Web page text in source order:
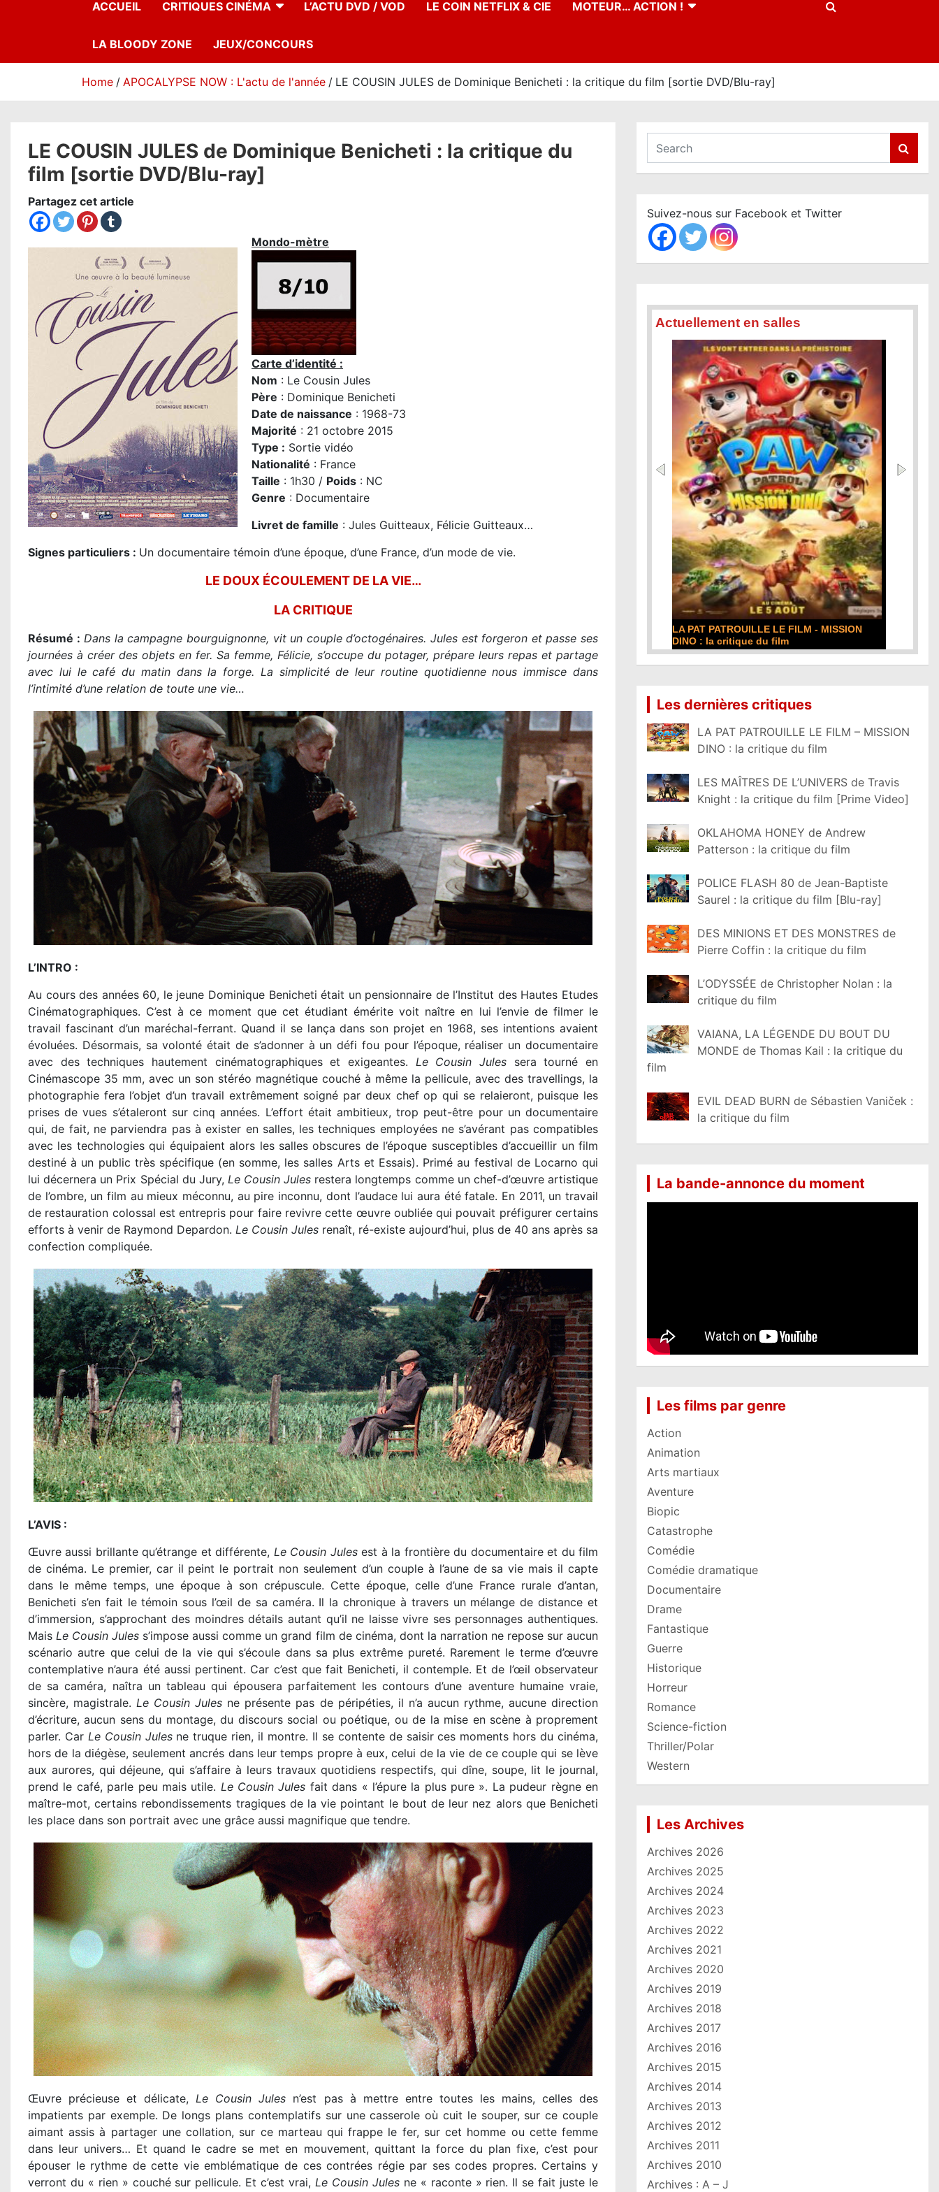
ACCUEIL CRITIQUES CINÉMA L’ACTU DVD / VOD LE COIN NETFLIX & CIE MOTEUR… ACTION !
LA BLOODY ZONE JEUX/CONCOURS
Home APOCALYPSE NOW : L'actu de l'année LE COUSIN JULES de Dominique Benicheti : la critique du film [sortie DVD/Blu-ray]
LE COUSIN JULES de Dominique Benicheti : la critique du
film [sortie DVD/Blu-ray]
Partagez cet article
Mondo-mètre
Carte d’identité :
Nom : Le Cousin Jules
Père : Dominique Benicheti
Date de naissance : 1968-73
Majorité : 21 octobre 2015
Type : Sortie vidéo
Nationalité : France
Taille : 1h30 / Poids : NC
Genre : Documentaire
Livret de famille : Jules Guitteaux, Félicie Guitteaux…
Signes particuliers : Un documentaire témoin d’une époque, d’une France, d’un mode de vie.
LE DOUX ÉCOULEMENT DE LA VIE…
LA CRITIQUE
Résumé : Dans la campagne bourguignonne, vit un couple d’octogénaires. Jules est forgeron et passe ses
journées à créer des objets en fer. Sa femme, Félicie, s’occupe du potager, prépare leurs repas et partage
avec lui le café du matin dans la forge. La simplicité de leur routine quotidienne nous immisce dans
l’intimité d’une relation de toute une vie…
L’INTRO :
Au cours des années 60, le jeune Dominique Benicheti était un pensionnaire de l’Institut des Hautes Etudes
Cinématographiques. C’est à ce moment que cet étudiant émérite voit naître en lui l’envie de filmer le
travail fascinant d’un maréchal-ferrant. Quand il se lança dans son projet en 1968, ses intentions avaient
évoluées. Désormais, sa volonté était de s’adonner à un défi fou pour l’époque, réaliser un documentaire
avec des techniques hautement cinématographiques et exigeantes. Le Cousin Jules sera tourné en
Cinémascope 35 mm, avec un son stéréo magnétique couché à même la pellicule, avec des travellings, la
photographie fera l’objet d’un travail extrêmement soigné par deux chef op qui se relaieront, puisque les
prises de vues s’étaleront sur cinq années. L’effort était ambitieux, trop peut-être pour un documentaire
qui, de fait, ne parviendra pas à exister en salles, les techniques employées ne s’avérant pas compatibles
avec les technologies qui équipaient alors les salles obscures de l’époque susceptibles d’accueillir un film
destiné à un public très spécifique (en somme, les salles Arts et Essais). Primé au festival de Locarno qui
lui décernera un Prix Spécial du Jury, Le Cousin Jules restera longtemps comme un chef-d’œuvre artistique
de l’ombre, un film au mieux méconnu, au pire inconnu, dont l’audace lui aura été fatale. En 2011, un travail
de restauration colossal est entrepris pour faire revivre cette œuvre oubliée qui pouvait préfigurer certains
efforts à venir de Raymond Depardon. Le Cousin Jules renaît, ré-existe aujourd’hui, plus de 40 ans après sa
confection compliquée.
L’AVIS :
Œuvre aussi brillante qu’étrange et différente, Le Cousin Julesest à la frontière du documentaire et du film
de cinéma. Le premier, car il peint le portrait non seulement d’un couple à l’aune de sa vie mais il capte
dans le même temps, une époque à son crépuscule. Cette époque, celle d’une France rurale d’antan,
Benicheti s’en fait le témoin sous l’œil de sa caméra. Il la chronique à travers un mélange de distance et
d’immersion, s’approchant des moindres détails autant qu’il ne laisse vivre ses personnages authentiques.
MaisLe Cousin Jules s’impose aussi comme un grand film de cinéma, dont la narration ne repose sur aucun
scénario autre que celui de la vie qui s’écoule dans sa plus extrême pureté. Rarement le terme d’œuvre
contemplative n’aura été aussi pertinent. Car c’est que fait Benicheti, il contemple. Et de l’œil observateur
de sa caméra, naîtra un tableau qui épousera parfaitement les contours d’une aventure humaine vraie,
sincère, magistrale.Le Cousin Jules ne présente pas de péripéties, il n’a aucun rythme, aucune direction
d’écriture, aucun sens du montage, du discours social ou poétique, ou de la mise en scène à proprement
parler. Car Le Cousin Julesne truque rien, il montre. Il se contente de saisir ces moments hors du cinéma,
hors de la diégèse, seulement ancrés dans leur temps propre à eux, celui de la vie de ce couple qui se lève
aux aurores, qui déjeune, qui s’affaire à leurs travaux quotidiens respectifs, qui dîne, soupe, lit le journal,
prend le café, parle peu mais utile. Le Cousin Jules fait dans « l’épure la plus pure ». La pudeur règne en
maître-mot, certains rebondissements tragiques de la vie pointant le bout de leur nez alors que Benicheti
les place dans son portrait avec une grâce aussi magnifique que tendre.
Œuvre précieuse et délicate,Le Cousin Jules n’est pas à mettre entre toutes les mains, celles des
impatients par exemple. De longs plans contemplatifs sur une casserole où cuit le souper, sur ce couple
aimant assis à partager une collation, sur ce marteau qui frappe le fer, sur cet homme ou cette femme
dans leur univers… Et quand le cadre se met en mouvement, quittant la force du plan fixe, c’est pour
épouser le rythme de cette vie emblématique de ces contrées régie par ses codes propres. Certains y
verront du « rien » couché sur pellicule. Et c’est vrai,Le Cousin Julesne « raconte » rien. Il se fait juste le
a
c
h
Suivez-nous sur Facebook et Twitter
Actuellement en salles
DE LA COMÉDIE-FRANÇAISE : la critique du
film
Les dernières critiques
LA PAT PATROUILLE LE FILM – MISSION
DINO : la critique du film
LES MAÎTRES DE L’UNIVERS de Travis
Knight : la critique du film [Prime Video]
OKLAHOMA HONEY de Andrew
Patterson : la critique du film
POLICE FLASH 80 de Jean-Baptiste
Saurel : la critique du film [Blu-ray]
DES MINIONS ET DES MONSTRES de
Pierre Coffin : la critique du film
L’ODYSSÉE de Christopher Nolan : la
critique du film
VAIANA, LA LÉGENDE DU BOUT DU
MONDE de Thomas Kail : la critique du
film
EVIL DEAD BURN de Sébastien Vaniček :
la critique du film
La bande-annonce du moment
Les films par genre
Action
Animation
Arts martiaux
Aventure
Biopic
Catastrophe
Comédie
Comédie dramatique
Documentaire
Drame
Fantastique
Guerre
Historique
Horreur
Romance
Science-fiction
Thriller/Polar
Western
Les Archives
Archives 2026
Archives 2025
Archives 2024
Archives 2023
Archives 2022
Archives 2021
Archives 2020
Archives 2019
Archives 2018
Archives 2017
Archives 2016
Archives 2015
Archives 2014
Archives 2013
Archives 2012
Archives 2011
Archives 2010
Archives : A – J